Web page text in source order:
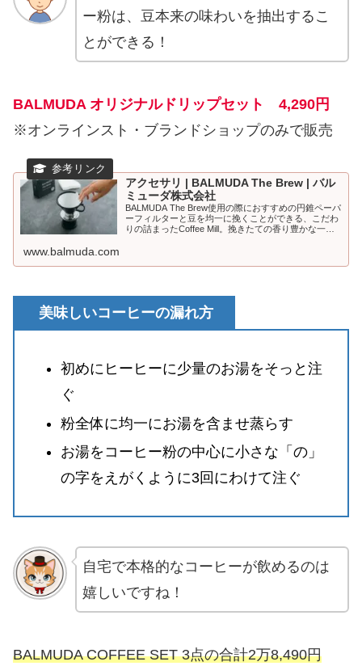
ー粉は、豆本来の味わいを抽出するこ
とができる！
BALMUDA オリジナルドリップセット 4,290 円
※オンラインスト・ブランドショップのみで販売
アクセサリ | BALMUDA The Brew | バル
ミューダ株式会社
BALMUDA The Brew使用の際におすすめの円錐ペーパ
ーフィルターと豆を均一に挽くことができる、こだわ
りの詰まったCoffee Mill。挽きたての香り豊かな一杯
www.balmuda.com
美味しいコーヒーの漏れ方
初めにヒーヒーに少量のお湯をそっと注
ぐ
粉全体に均一にお湯を含ませ蒸らす
お湯をコーヒー粉の中心に小さな「の」
の字をえがくように3回にわけて注ぐ
自宅で本格的なコーヒーが飲めるのは
嬉しいですね！
BALMUDA COFFEE SET 3点の合計2万8,490円